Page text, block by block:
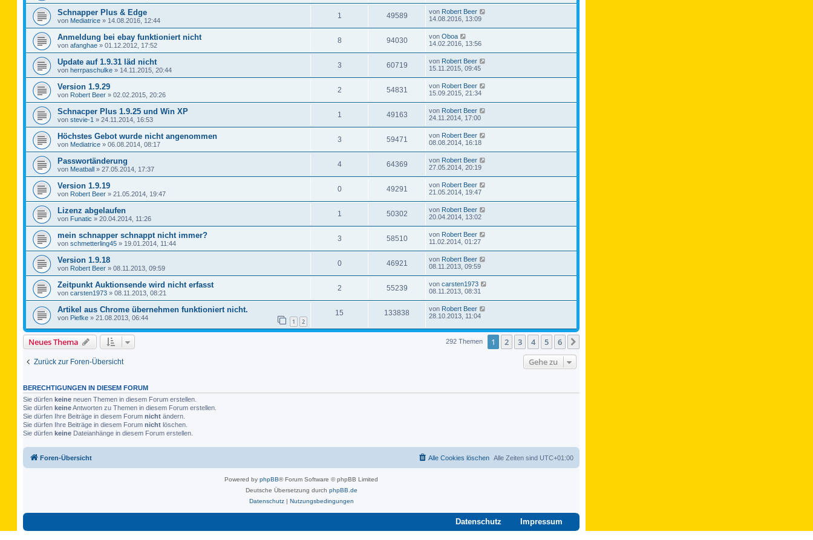
Schnapper Plus & Edge
von Mediatrice » 14.08.2016, 12:44
1 49589 von Robert Beer
14.08.2016, 13:09
Anmeldung bei ebay funktioniert nicht
von afanghae » 01.12.2012, 17:52
8 94030 von Oboa
14.02.2016, 13:56
Update auf 1.9.31 läd nicht
von herrpaschulke » 14.11.2015, 20:44
3 60719 von Robert Beer
15.11.2015, 09:45
Version 1.9.29
von Robert Beer » 02.02.2015, 20:26
2 54831 von Robert Beer
15.09.2015, 21:34
Schnacper Plus 1.9.25 und Win XP
von stevie-1 » 24.11.2014, 16:53
1 49163 von Robert Beer
24.11.2014, 17:00
Höchstes Gebot wurde nicht angenommen
von Mediatrice » 06.08.2014, 08:17
3 59471 von Robert Beer
08.08.2014, 16:18
Passwortänderung
von Meatball » 27.05.2014, 17:37
4 64369 von Robert Beer
27.05.2014, 20:19
Version 1.9.19
von Robert Beer » 21.05.2014, 19:47
0 49291 von Robert Beer
21.05.2014, 19:47
Lizenz abgelaufen
von Funatic » 20.04.2014, 11:26
1 50302 von Robert Beer
20.04.2014, 13:02
mein schnapper schnappt nicht immer?
von schmetterling45 » 19.01.2014, 11:44
3 58510 von Robert Beer
11.02.2014, 01:27
Version 1.9.18
von Robert Beer » 08.11.2013, 09:59
0 46921 von Robert Beer
08.11.2013, 09:59
Zeitpunkt Auktionsende wird nicht erfasst
von carsten1973 » 08.11.2013, 08:21
2 55239 von carsten1973
08.11.2013, 08:31
Artikel aus Chrome übernehmen funktioniert nicht.
von Piefke » 21.08.2013, 06:44 1 2
15 133838 von Robert Beer
28.10.2013, 11:04
Neues Thema 292 Themen 1 2 3 4 5 6
Zurück zur Foren-Übersicht Gehe zu
BERECHTIGUNGEN IN DIESEM FORUM
Sie dürfen keine neuen Themen in diesem Forum erstellen.
Sie dürfen keineAntworten zu Themen in diesem Forum erstellen.
Sie dürfen Ihre Beiträge in diesem Forum nicht ändern.
Sie dürfen Ihre Beiträge in diesem Forum nicht löschen.
Sie dürfen keine Dateianhänge in diesem Forum erstellen.
Foren-Übersicht Alle Zeiten sind UTC+01:00
Alle Cookies löschen
Powered by phpBB® Forum Software © phpBB Limited
Deutsche Übersetzung durch phpBB.de
Datenschutz| Nutzungsbedingungen
Datenschutz Impressum